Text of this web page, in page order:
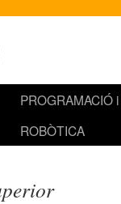
PROGRAMACIÓ i
ROBÒTICA